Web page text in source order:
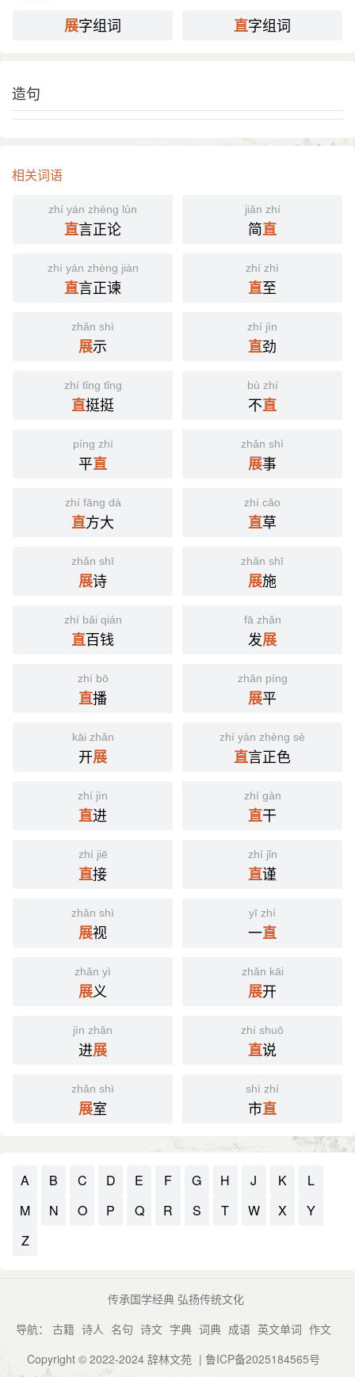
展字组词 直字组词
造句
相关词语
zhí yán zhèng lùn
直言正论
jiǎn zhí
简直
zhí yán zhèng jiàn
直言正谏
zhí zhì
直至
zhǎn shì
展示
zhí jìn
直劲
zhí tǐng tǐng
直挺挺
bù zhí
不直
píng zhí
平直
zhǎn shì
展事
zhí fāng dà
直方大
zhí cǎo
直草
zhǎn shī
展诗
zhǎn shī
展施
zhí bǎi qián
直百钱
fā zhǎn
发展
zhí bō
直播
zhǎn píng
展平
kāi zhǎn
开展
zhí yán zhèng sè
直言正色
zhí jìn
直进
zhí gàn
直干
zhí jiē
直接
zhí jǐn
直谨
zhǎn shì
展视
yī zhí
一直
zhǎn yì
展义
zhǎn kāi
展开
jìn zhǎn
进展
zhí shuō
直说
zhǎn shì
展室
shì zhí
市直
A B C D E F G H J K
L
M
N O P Q R S T W X
Y
Z
传承国学经典 弘扬传统文化
导航： 古籍 诗人 名句 诗文 字典 词典 成语 英文单词 作文
Copyright © 2022-2024 辞林文苑 | 鲁ICP备2025184565号